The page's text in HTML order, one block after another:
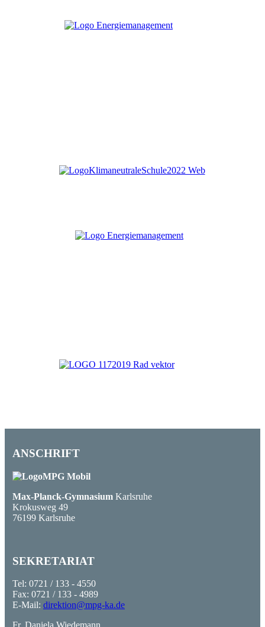
ANSCHRIFT
Max-Planck-GymnasiumKarlsruhe
Krokusweg 49
76199 Karlsruhe
SEKRETARIAT
Tel: 0721 / 133 - 4550
Fax: 0721 / 133 - 4989
E-Mail: direktion@mpg-ka.de